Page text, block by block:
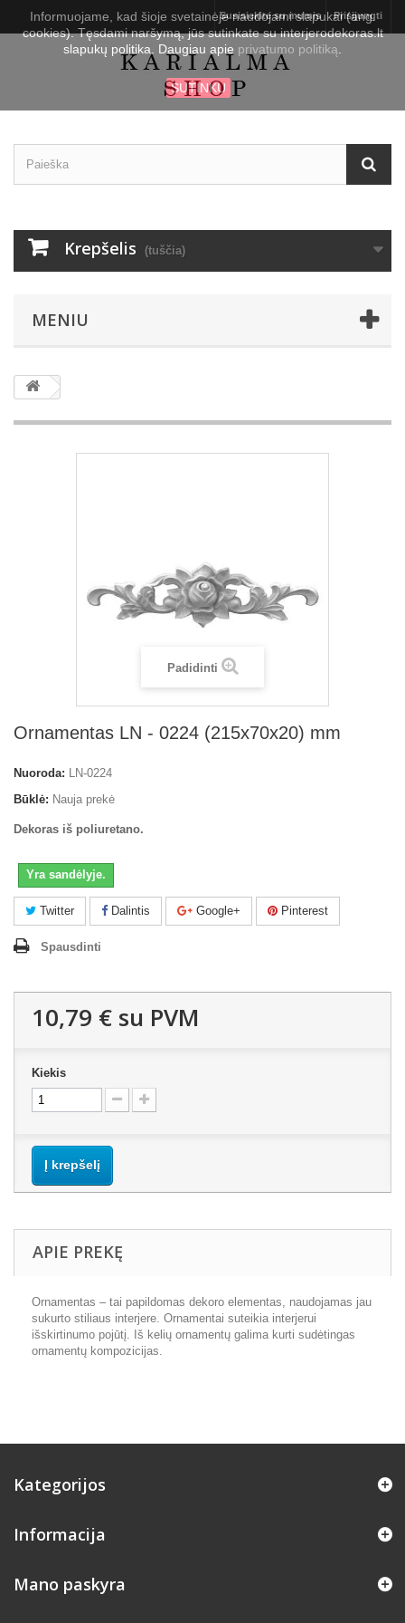
Prisijungti
Susisiekite su mumis
Krepšelis (tuščia)
MENIU
Padidinti
Ornamentas LN - 0224 (215x70x20) mm
Nuoroda: LN-0224
Būklė: Nauja prekė
Dekoras iš poliuretano.
Yra sandėlyje.
Twitter Dalintis Google+ Pinterest
Spausdinti
10,79 € su PVM
Kiekis
Į krepšelį
APIE PREKĘ
Ornamentas – tai papildomas dekoro elementas, naudojamas jau
sukurto stiliaus interjere. Ornamentai suteikia interjerui
išskirtinumo pojūtį. Iš kelių ornamentų galima kurti sudėtingas
ornamentų kompozicijas.
Kategorijos
Informacija
Mano paskyra
Informuojame, kad šioje svetainėje naudojami slapukai (ang.
cookies). Tęsdami naršymą, jūs sutinkate su interjerodekoras.lt
slapukų politika. Daugiau apie privatumo politiką
SUTINKU